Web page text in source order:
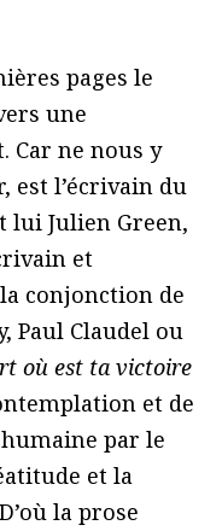
pages le
une
Car ne nous y
est l’écrivain du
lui Julien Green,
et
conjonction de
Paul Claudel ou
où est ta victoire
et de
par le
et la
la prose